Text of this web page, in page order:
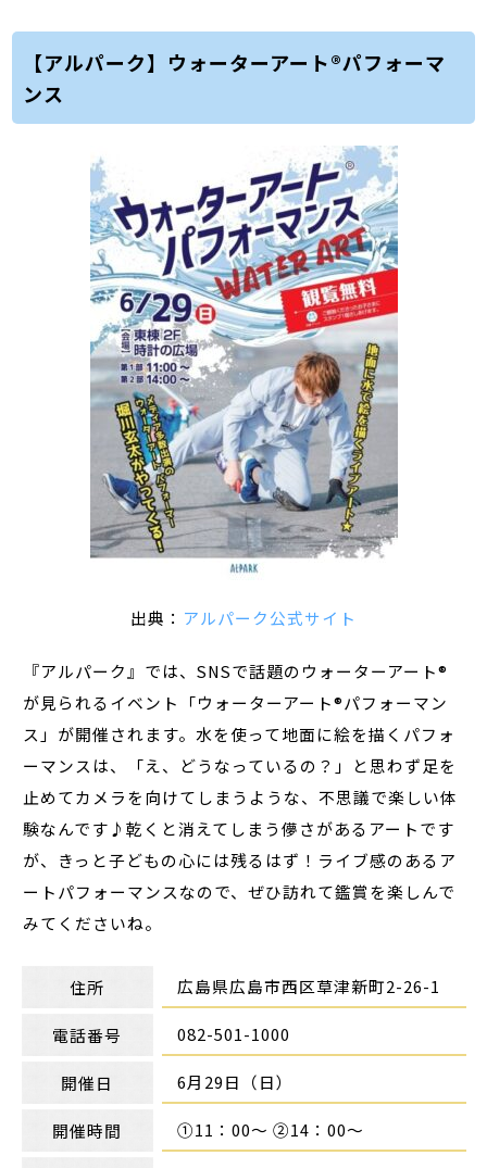
【アルパーク】ウォーターアート®パフォーマ
ンス
出典： アルパーク公式サイト
『アルパーク』では、SNSで話題のウォーターアート®
が見られるイベント「ウォーターアート®パフォーマン
ス」が開催されます。水を使って地面に絵を描くパフォ
ーマンスは、「え、どうなっているの？」と思わず足を
止めてカメラを向けてしまうような、不思議で楽しい体
験なんです♪乾くと消えてしまう儚さがあるアートです
が、きっと子どもの心には残るはず！ライブ感のあるア
ートパフォーマンスなので、ぜひ訪れて鑑賞を楽しんで
みてくださいね。
住所 広島県広島市西区草津新町2-26-1
電話番号 082-501-1000
開催日 6月29日（日）
開催時間 ①11：00～ ②14：00～